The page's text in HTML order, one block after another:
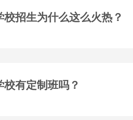
校招生为什么这么火热？
校有定制班吗？